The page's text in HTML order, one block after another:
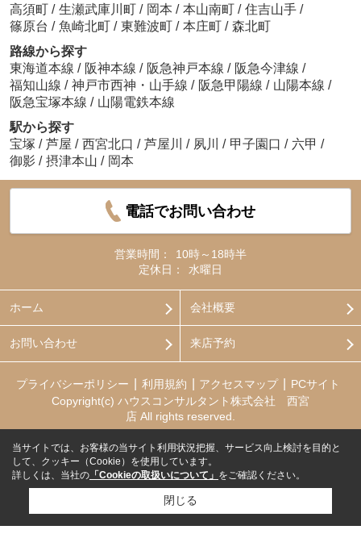
高須町 / 生瀬武庫川町 / 岡本 / 本山南町 / 住吉山手 /
篠原台 / 魚崎北町 / 東難波町 / 本庄町 / 森北町
路線から探す
東海道本線 / 阪神本線 / 阪急神戸本線 / 阪急今津線 /
福知山線 / 神戸市西神・山手線 / 阪急甲陽線 / 山陽本線 /
阪急宝塚本線 / 山陽電鉄本線
駅から探す
宝塚 / 芦屋 / 西宮北口 / 芦屋川 / 夙川 / 甲子園口 / 六甲 /
御影 / 摂津本山 / 岡本
電話でお問い合わせ
営業時間：
10時～18時半
定休日：
水曜日
ホーム 会社概要
お問い合わせ 来店予約
プライバシーポリシー 利用規約 アクセスマップ
PCサイト
Copyright(c) ハウスコンサルタント株式会社 西宮
店 All rights reserved.
当サイトでは、お客様の当サイト利用状況把握、サービス向上検討を目的と
して、クッキー（Cookie）を使用しています。
詳しくは、当社の 「Cookieの取扱いについて」 をご確認ください。
閉じる